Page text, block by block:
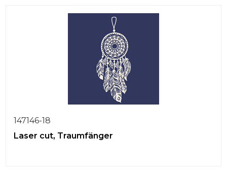
147146-18
Laser cut, Traumfänger